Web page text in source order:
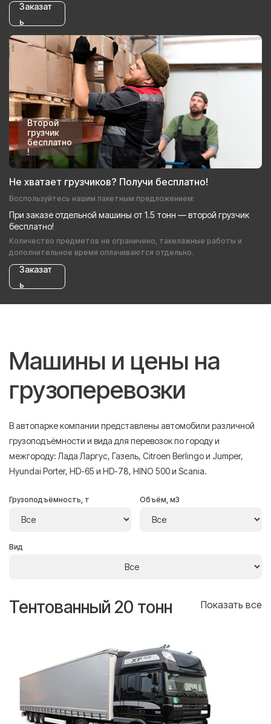
Заказат
ь
Второй
грузчик
бесплатно
!
Не хватает грузчиков? Получи бесплатно!
Воспользуйтесь нашим пакетным предложением:
При заказе отдельной машины от 1.5 тонн — второй грузчик
бесплатно!
Количество предметов не ограничено, такелажные работы и
дополнительное время оплачиваются отдельно.
Заказат
ь
Машины и цены на
грузоперевозки
В автопарке компании представлены автомобили различной
грузоподъёмности и вида для перевозок по городу и
межгороду: Лада Ларгус, Газель, Citroen Berlingo и Jumper,
Hyundai Porter, HD-65 и HD-78, HINO 500 и Scania.
Грузоподъёмность, т Объём, м3
Вид
Тентованный 20 тонн Показать все